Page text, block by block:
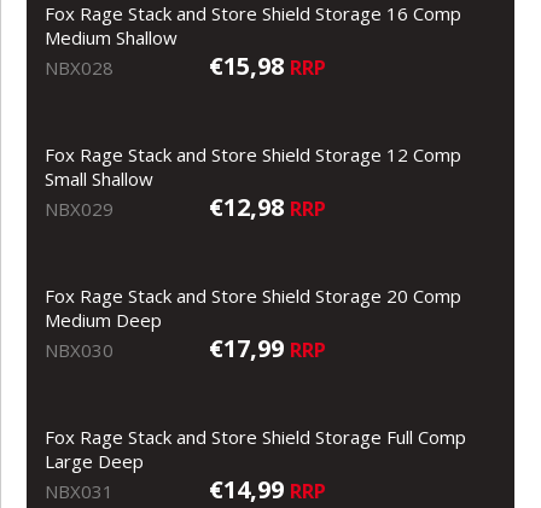
Fox Rage Stack and Store Shield Storage 16 Comp
Medium Shallow
NBX028
€15,98 RRP
Fox Rage Stack and Store Shield Storage 12 Comp
Small Shallow
NBX029
€12,98 RRP
Fox Rage Stack and Store Shield Storage 20 Comp
Medium Deep
NBX030
€17,99 RRP
Fox Rage Stack and Store Shield Storage Full Comp
Large Deep
NBX031
€14,99 RRP